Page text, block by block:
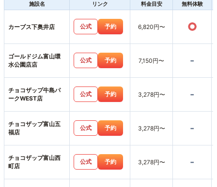
施設名
リンク 料金目安 無料体験
カーブス下奥井店 公式 予約 6,820円〜 ○
ゴールドジム富山環
水公園店店
公式 予約 7,150円〜 -
チョコザップ牛島パ
ークWEST店
公式 予約 3,278円〜 -
チョコザップ富山五
福店
公式 予約 3,278円〜 -
チョコザップ富山西
町店
公式 予約 3,278円〜 -